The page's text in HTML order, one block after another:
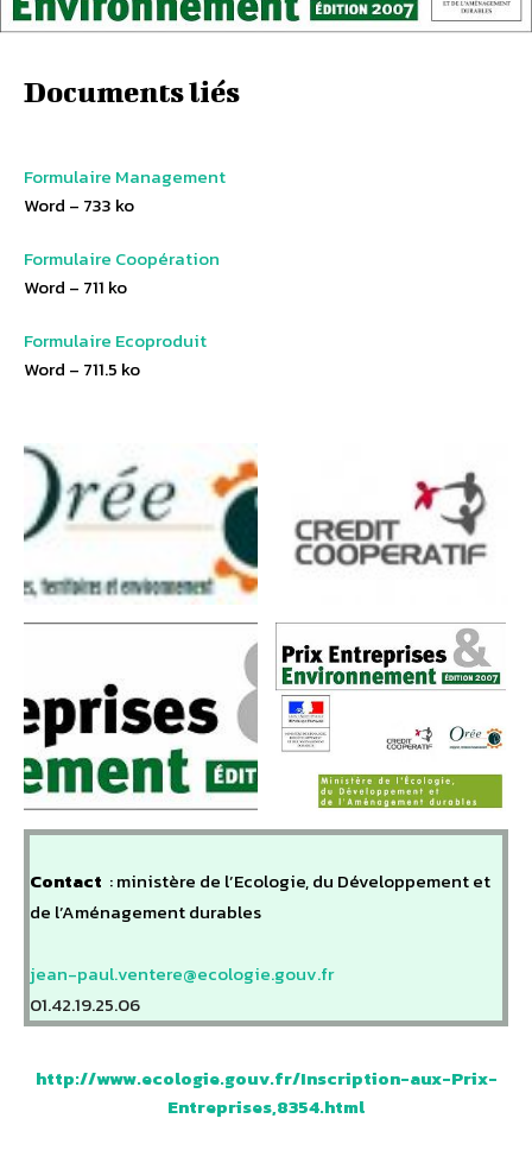
Documents liés
Formulaire Management
Word – 733 ko
Formulaire Coopération
Word – 711 ko
Formulaire Ecoproduit
Word – 711.5 ko
Contact : ministère de l’Ecologie, du Développement et
de l’Aménagement durables
jean-paul.ventere@ecologie.gouv.fr
01.42.19.25.06
http://www.ecologie.gouv.fr/Inscription-aux-Prix-
Entreprises,8354.html